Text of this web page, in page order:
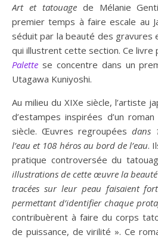
Art et tatouagede Mélanie
premier temps à faire escale au
séduit par la beauté des gravures
qui illustrent cette section. Ce livre
Palette se concentre dans un
Utagawa Kuniyoshi.
Au milieu du XIXe siècle, l’artiste
d’estampes inspirées d’un
siècle. Œuvres regroupées dans
l’eau et 108 héros au bord de l’eau.
pratique controversée du
illustrations de cette œuvre la beauté
tracées sur leur peau faisaient
permettant d’identifier chaque
contribuèrent à faire du corps
de puissance, de virilité ». Ce